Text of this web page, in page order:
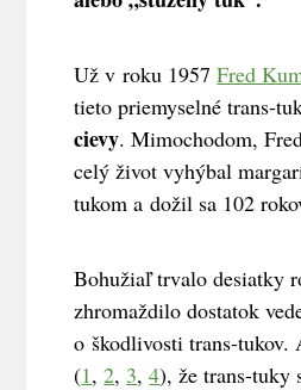
Už v roku 1957Fred
tieto priemyselné trans-
cievy. Mimochodom,
celý život vyhýbal
tukom a dožil sa 102
Bohužiaľ trvalo desiatky
zhromaždilo dostatok
o škodlivosti trans-tukov.
(1,2, 3,4), že trans-tuky